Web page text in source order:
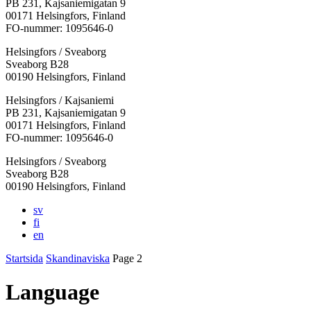
PB 231, Kajsaniemigatan 9
00171 Helsingfors, Finland
FO-nummer: 1095646-0
Helsingfors / Sveaborg
Sveaborg B28
00190 Helsingfors, Finland
Facebook:
Öppnas
i
en
flik
Instagram:
Öppnas
i
en
flik
TikTok:
Öppnas
i
en
flik
Youtube:
Öppnas
i
en
flik
Vimeo:
Öppnas
i
en
flik
Helsingfors / Kajsaniemi
PB 231, Kajsaniemigatan 9
00171 Helsingfors, Finland
FO-nummer: 1095646-0
Helsingfors / Sveaborg
Sveaborg B28
00190 Helsingfors, Finland
sv
fi
en
Startsida Skandinaviska Page 2
Language